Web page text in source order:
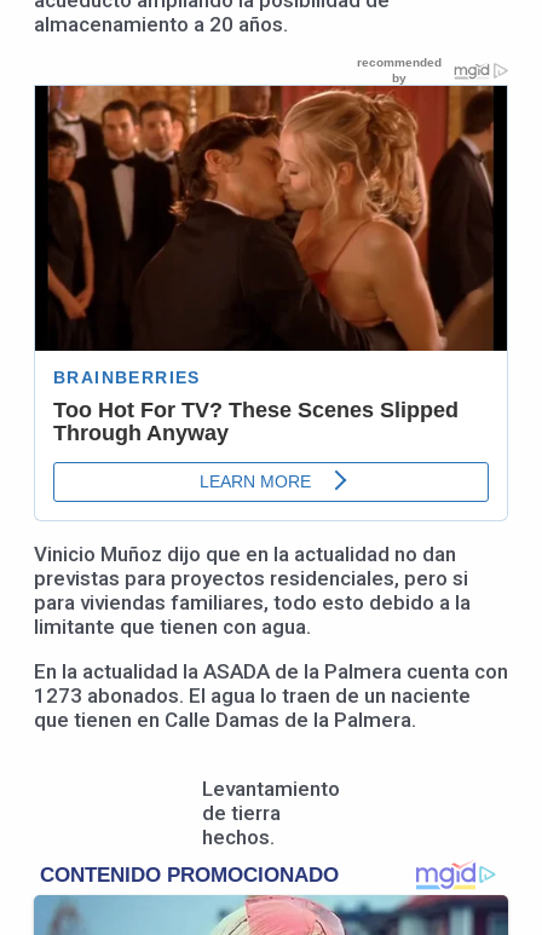
almacenamiento a 20 años.
Vinicio Muñoz dijo que en la actualidad no dan
previstas para proyectos residenciales, pero si
para viviendas familiares, todo esto debido a la
limitante que tienen con agua.
En la actualidad la ASADA de la Palmera cuenta con
1273 abonados. El agua lo traen de un naciente
que tienen en Calle Damas de la Palmera.
Levantamiento
de tierra
hechos.